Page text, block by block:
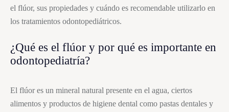
el flúor, sus propiedades y cuándo es recomendable utilizarlo en
los tratamientos odontopediátricos.
¿Qué es el flúor y por qué es importante en
odontopediatría?
El flúor es un mineral natural presente en el agua, ciertos
alimentos y productos de higiene dental como pastas dentales y